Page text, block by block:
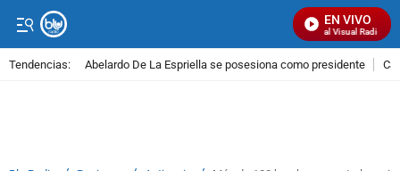
EN VIVO
Señal Visual Radio
Tendencias: Abelardo De La Espriella se posesiona como presidente